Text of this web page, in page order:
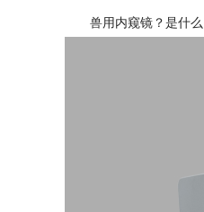
兽用内窥镜？是什